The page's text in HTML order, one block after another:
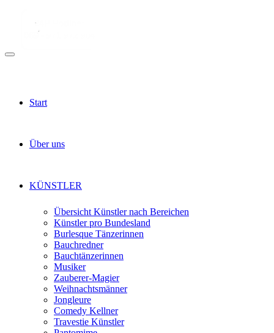
Start
Über uns
KÜNSTLER
Übersicht Künstler nach Bereichen
Künstler pro Bundesland
Burlesque Tänzerinnen
Bauchredner
Bauchtänzerinnen
Musiker
Zauberer-Magier
Weihnachtsmänner
Jongleure
Comedy Kellner
Travestie Künstler